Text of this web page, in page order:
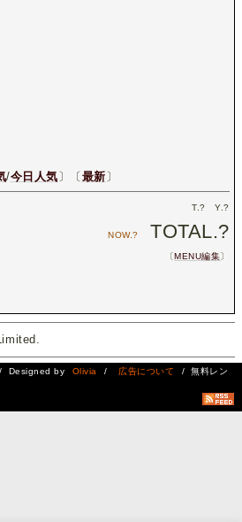
/今日人気〕〔最新〕
T.? Y.?
NOW.? TOTAL.?
〔MENU編集〕
/ Designed by Olivia / 広告について
/ 無料レン